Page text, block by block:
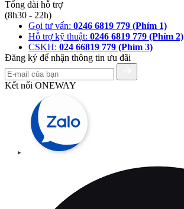
Tổng đài hỗ trợ
(8h30 - 22h)
Gọi tư vấn: 0246 6819 779 (Phím 1)
Hỗ trợ kỹ thuật: 0246 6819 779 (Phím 2)
CSKH: 024 66819 779 (Phím 3)
Đăng ký để nhận thông tin ưu đãi
Kết nối ONEWAY